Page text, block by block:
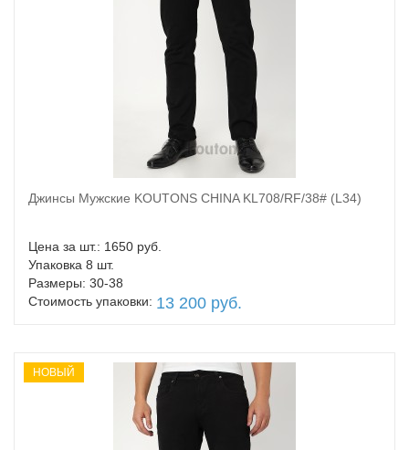
В корзину
Джинсы Мужские KOUTONS CHINA KL708/RF/38# (L34)
Цена за шт.: 1650 руб.
Упаковка 8 шт.
Размеры: 30-38
Стоимость упаковки: 13 200 руб.
НОВЫЙ